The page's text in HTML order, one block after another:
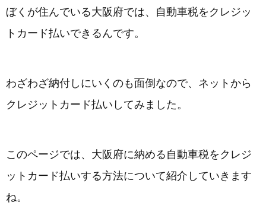
ぼくが住んでいる大阪府では、自動車税をクレジッ
トカード払いできるんです。
わざわざ納付しにいくのも面倒なので、ネットから
クレジットカード払いしてみました。
このページでは、大阪府に納める自動車税をクレジ
ットカード払いする方法について紹介していきます
ね。